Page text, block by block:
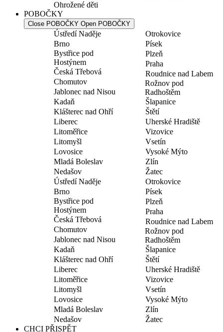
Ohrožené děti
POBOČKY
Close POBOČKY Open POBOČKY
Ústředí Naděje
Brno
Bystřice pod
Hostýnem
Česká Třebová
Chomutov
Jablonec nad Nisou
Kadaň
Klášterec nad Ohří
Liberec
Litoměřice
Litomyšl
Lovosice
Mladá Boleslav
Nedašov
Otrokovice
Písek
Plzeň
Praha
Roudnice nad Labem
Rožnov pod
Radhoštěm
Šlapanice
Štětí
Uherské Hradiště
Vizovice
Vsetín
Vysoké Mýto
Zlín
Žatec
Ústředí Naděje
Brno
Bystřice pod
Hostýnem
Česká Třebová
Chomutov
Jablonec nad Nisou
Kadaň
Klášterec nad Ohří
Liberec
Litoměřice
Litomyšl
Lovosice
Mladá Boleslav
Nedašov
Otrokovice
Písek
Plzeň
Praha
Roudnice nad Labem
Rožnov pod
Radhoštěm
Šlapanice
Štětí
Uherské Hradiště
Vizovice
Vsetín
Vysoké Mýto
Zlín
Žatec
CHCI PŘISPĚT